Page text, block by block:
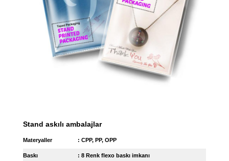
Stand askılı ambalajlar
Materyaller : CPP, PP, OPP
Baskı : 8 Renk flexo baskı imkanı